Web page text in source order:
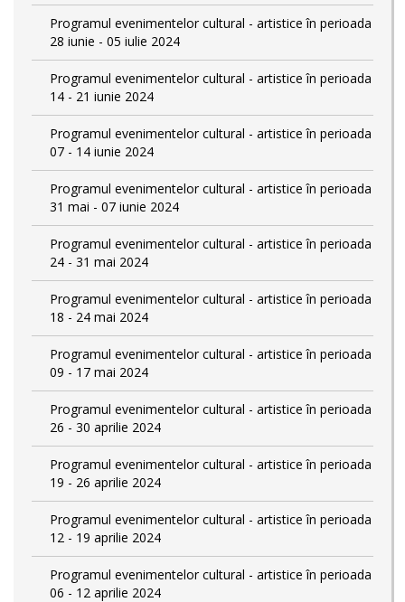
Programul evenimentelor cultural - artistice în perioada
28 iunie - 05 iulie 2024
Programul evenimentelor cultural - artistice în perioada
14 - 21 iunie 2024
Programul evenimentelor cultural - artistice în perioada
07 - 14 iunie 2024
Programul evenimentelor cultural - artistice în perioada
31 mai - 07 iunie 2024
Programul evenimentelor cultural - artistice în perioada
24 - 31 mai 2024
Programul evenimentelor cultural - artistice în perioada
18 - 24 mai 2024
Programul evenimentelor cultural - artistice în perioada
09 - 17 mai 2024
Programul evenimentelor cultural - artistice în perioada
26 - 30 aprilie 2024
Programul evenimentelor cultural - artistice în perioada
19 - 26 aprilie 2024
Programul evenimentelor cultural - artistice în perioada
12 - 19 aprilie 2024
Programul evenimentelor cultural - artistice în perioada
06 - 12 aprilie 2024